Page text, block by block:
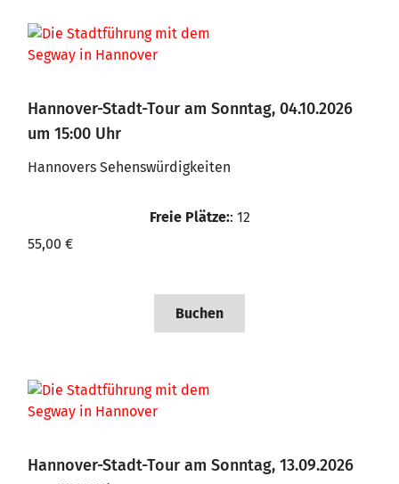
Hannover-Stadt-Tour am Sonntag, 04.10.2026
um 15:00 Uhr
Hannovers Sehenswürdigkeiten
Freie Plätze:: 12
55,00 €
Buchen
Hannover-Stadt-Tour am Sonntag, 13.09.2026